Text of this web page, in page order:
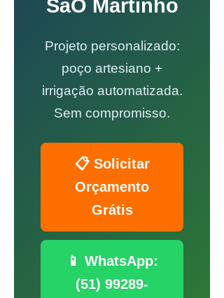
SãO Martinho
Projeto personalizado:
poço artesiano +
irrigação automatizada.
Sem compromisso.
📋 Solicitar
Orçamento
Grátis
📱 WhatsApp:
(51) 99289-